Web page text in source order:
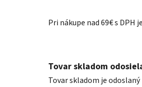
Pri nákupe nad 69€ s DPH
Tovar skladom
Tovar skladom je odoslaný